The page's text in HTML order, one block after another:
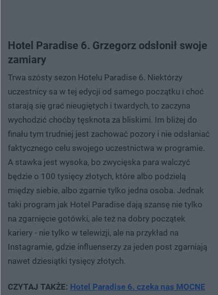
Hotel Paradise 6. Grzegorz odsłonił swoje
zamiary
Trwa szósty sezon Hotelu Paradise 6. Niektórzy
uczestnicy sa w tej edycji od samego początku i choć
starają się grać nieugiętych i twardych, to zaczyna
wychodzić choćby tęsknota za bliskimi. Im bliżej do
finału tym trudniej jest zachować pozory i nie odsłaniać
faktycznego celu swojego uczestnictwa w programie.
A stawka jest wysoka, bo zwycięska para walczyć
będzie o 100 tysięcy złotych, które albo podzielą
między siebie, albo zgarnie tylko jedna osoba. Jednak
taki program jak Hotel Paradise dają szansę nie tylko
na zgarnięcie gotówki, ale też na dobry początek
kariery - nie tylko w telewizji, ale na przykład na
Instagramie, gdzie influenserzy za jeden post zgarniają
nawet dziesiątki tysięcy złotych.
CZYTAJ TAKŻE: Hotel Paradise 6. czeka nas MOCNE